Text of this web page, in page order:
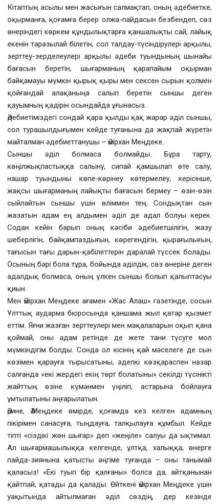
Кітаптың асылы мен жасығын салмақтап, оның әдебиетке,
оқырманға, қоғамға берер олжа-пайдасын безбендеп, сөз
өнеріндегі көркем құндылықтарға қаншалықты сай, лайық
екенін таразылай білетін, сол талдау-түсіндірулері арқылы,
зерттеу-зерделеулері арқылы әдеби туындының шынайы
бағасын беретін, шығарманың қарапайым оқырман
байқамауы мүмкін қырық қыры мен сексен сырын қолмен
қойғандай алақаныңа салып беретін сыншы деген
қауымның қадірін осындайда ұғынасыз.
Әдебиетіміздегі сондай қара қылды қақ жарар әділ сыншы,
сол турашылдығымен кейде туғанына да жақпай жүретін
майталман әдебиеттанушы – Әмірхан Меңдеке.
Сыншы әділ болмаса болмайды. Бұра тарту,
көңілжықпастыққа салыну, сипай қамшылап өте салу,
нашар туындыны көпе-көрінеу көтермелеу, керісінше,
жақсы шығарманың лайықты бағасын бермеу – өзін-өзін
сыйлайтын сыншы үшін өліммен тең. Сондықтан сын
жазатын адам ең алдымен әділ де адал болуы керек.
Содан кейін барып оның кәсіби әдебиетшілігін, жазу
шеберлігін, байқампаздығын, көрегендігін, қырағылығын,
тағысын тағы дарын-қабілеттерін даралай түссек болады.
Осының бәрі бола тұра, бойында әділдік, сөз өнеріне деген
адалдық болмаса, оның үлкен сыншы болып қалыптасуы
қиын.
Мен Әмірхан Меңдеке ағамен «Жас Алаш» газетінде, сосын
Ұлттық аударма бюросында қаншама жыл қатар қызмет
еттім. Яғни жазған зерттеулері мен мақалаларын оқып қана
қоймай, оны адам ретінде де жете тани түсуге мол
мүмкіндігім болды. Сонда ол кісінің қай мәселеге де сын
көзімен қарауға тырысатыны, әдепкі көзқараспен назар
салғанда «екі жердегі екің төрт болатыны» секілді түсінікті
жайттың өзіне күмәнмен үңіліп, астарына бойлауға
ұмтылатыны аңғарылатын.
Әрине, Ә.Меңдеке өмірде, қоғамда кез келген адамның
пікірімен санасуға, тыңдауға, талқылауға құмбыл. Кейде
тіпті «сіздікі жөн шығар» деп «жеңіле» салуы да ықтимал.
Ал шығармашылыққа келгенде, ұлтқа, халыққа, өнерге
пайда-зиянына қатысты әңгіме туғанда – оны танымай
қаласыз! «Екі туып бір қалғаны» болса да, айтқанынан
қайтпай, қатады да қалады. Өйткені Әмірхан Меңдеке үшін
уақытында айтылмаған әділ сөздің, дер кезінде